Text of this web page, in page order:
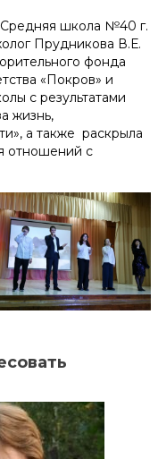
мам:
школа №40 г.
Прудникова В.Е.
фонда
«Покров» и
с результатами
жизнь,
а также раскрыла
отношений с